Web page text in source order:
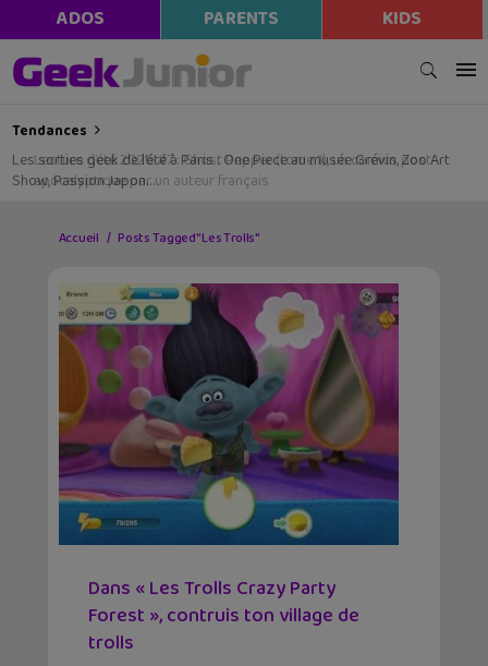
ADOS PARENTS KIDS
Tendances
Les sorties geek de l’été à Paris : One Piece au musée Grévin, Zoo Art
Show, Passion Japon…
Accueil Posts Tagged "Les Trolls"
Dans « Les Trolls Crazy Party
Forest », contruis ton village de
trolls